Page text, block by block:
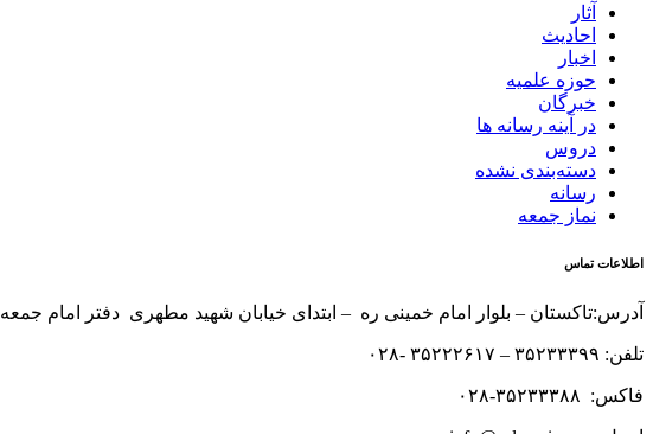
آثار
احادیث
اخبار
حوزه علمیه
خبرگان
در آینه رسانه ها
دروس
دسته‌بندی نشده
رسانه
نماز جمعه
اطلاعات تماس
آدرس:تاکستان – بلوار امام خمینی ره – ابتدای خیابان شهید مطهری دفتر امام جمعه
تلفن: ۳۵۲۳۳۳۹۹ – ۳۵۲۲۲۶۱۷ -۰۲۸
فاکس: ۳۵۲۳۳۳۸۸-۰۲۸